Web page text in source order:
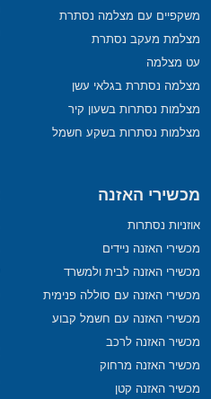
משקפיים עם מצלמה נסתרת
מצלמת מעקב נסתרת
עט מצלמה
מצלמה נסתרת בגלאי עשן
מצלמות נסתרות בשעון קיר
מצלמות נסתרות בשקע חשמל
מכשירי האזנה
אוזניות נסתרות
מכשירי האזנה ניידים
מכשירי האזנה לבית ולמשרד
מכשירי האזנה עם סוללה פנימית
מכשירי האזנה עם חשמל קבוע
מכשיר האזנה לרכב
מכשיר האזנה מרחוק
מכשיר האזנה קטן